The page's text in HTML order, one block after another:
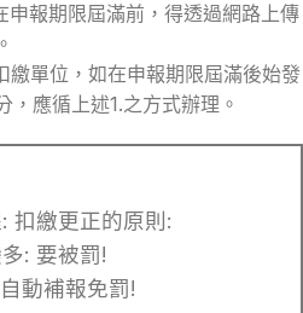
申報期限屆滿前，得透過網路上傳
繳單位，如在申報期限屆滿後始發
應循上述1.之方式辦理。
扣繳更正的原則:
: 要被罰!
動補報免罰!